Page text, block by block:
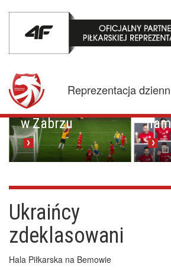
Reprezentacja
Przyspieszony
śmigus - dyngus
w Zabrzu
Ukraińcy
zdeklasowani
Hala Piłkarska na Bemowie